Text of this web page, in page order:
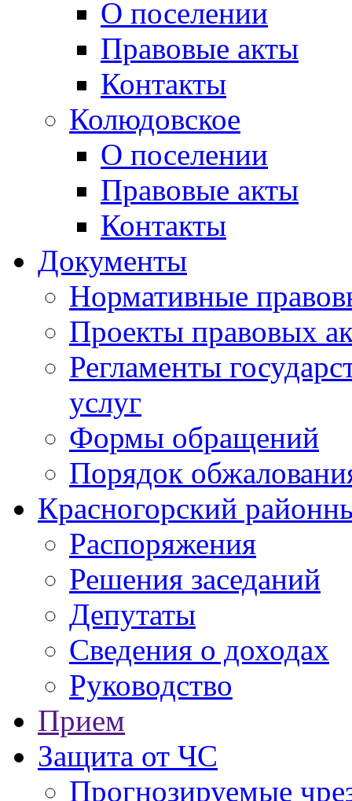
О поселении
Правовые акты
Контакты
Колюдовское
О поселении
Правовые акты
Контакты
Документы
Нормативные
Проекты правовых
Регламенты
услуг
Формы обращений
Порядок
Красногорский
Распоряжения
Решения заседаний
Депутаты
Сведения о доходах
Руководство
Прием
Защита от ЧС
Прогнозируемые